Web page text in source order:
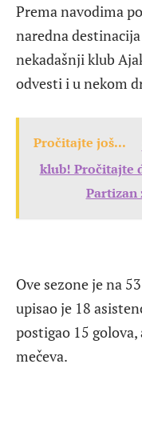
Prema navodima
naredna
nekadašnji klub
odvesti i u nekom
Pročitajte još...
klub! Pročitajte
Partizan
Ove sezone je na
upisao je 18
postigao 15
mečeva.